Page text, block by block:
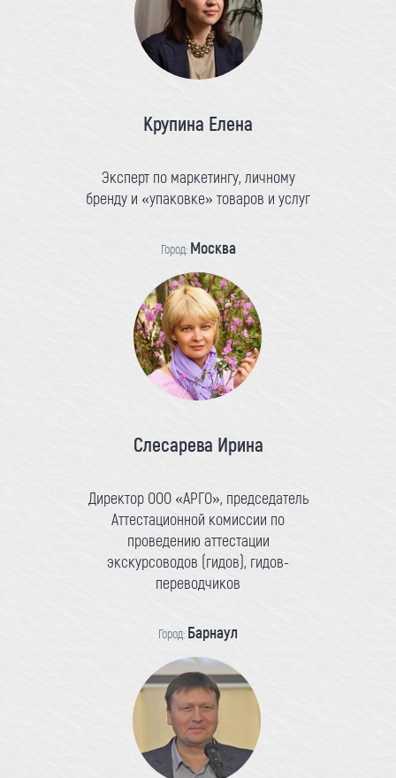
Крупина Елена
Эксперт по маркетингу, личному
бренду и «упаковке» товаров и услуг
Город: Москва
Слесарева Ирина
Директор ООО «АРГО», председатель
Аттестационной комиссии по
проведению аттестации
экскурсоводов (гидов), гидов-
переводчиков
Город: Барнаул